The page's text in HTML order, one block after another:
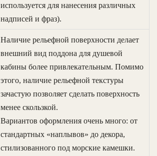
используется для нанесения различных
надписей и фраз).
Наличие рельефной поверхности делает
внешний вид поддона для душевой
кабины более привлекательным. Помимо
этого, наличие рельефной текстуры
зачастую позволяет сделать поверхность
менее скользкой.
Вариантов оформления очень много: от
стандартных «наплывов» до декора,
стилизованного под морские камешки.